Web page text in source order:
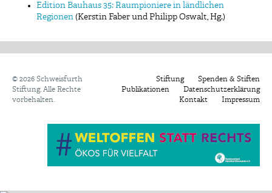
Edition Bauhaus 35: Raumpioniere in ländlichen
Regionen (Kerstin Faber und Philipp Oswalt, Hg.)
© 2026 Schweisfurth
Stiftung. Alle Rechte
vorbehalten.
Stiftung
Spenden & Stiften
Publikationen
Datenschutzerklärung
Kontakt
Impressum